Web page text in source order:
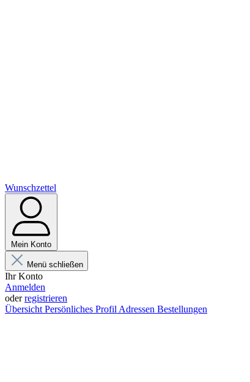
Wunschzettel
Mein Konto
Menü schließen
Ihr Konto
Anmelden
oderregistrieren
Übersicht Persönliches Profil Adressen Bestellungen